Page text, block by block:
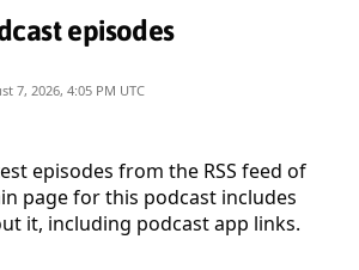
episodes
7, 2026, 4:05 PM UTC
episodes from the RSS feed of
page for this podcast includes
it, including podcast app links.